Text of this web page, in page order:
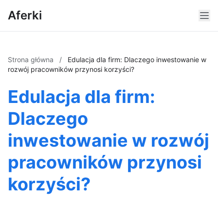
Aferki
Strona główna /
Edulacja dla firm: Dlaczego inwestowanie w
rozwój pracowników przynosi korzyści?
Edulacja dla firm:
Dlaczego
inwestowanie w rozwój
pracowników przynosi
korzyści?